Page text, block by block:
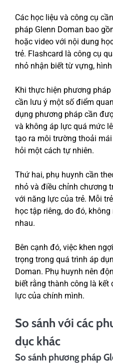
Các học liệu và công cụ
pháp Glenn Doman bao
hoặc video với nội dung
trẻ. Flashcard là công cụ
nhỏ nhận biết từ vựng,
Khi thực hiện phương
cần lưu ý một số điểm
dụng phương pháp cần
và không áp lực quá mức
tạo ra môi trường thoải
hỏi một cách tự nhiên.
Thứ hai, phụ huynh cần
nhỏ và điều chỉnh chương
với năng lực của trẻ. Mỗi
học tập riêng, do đó,
nhau.
Bên cạnh đó, việc khen
trọng trong quá trình áp
Doman. Phụ huynh nên
biết rằng thành công là kết
lực của chính mình.
So sánh với các
dục khác
So sánh phương pháp